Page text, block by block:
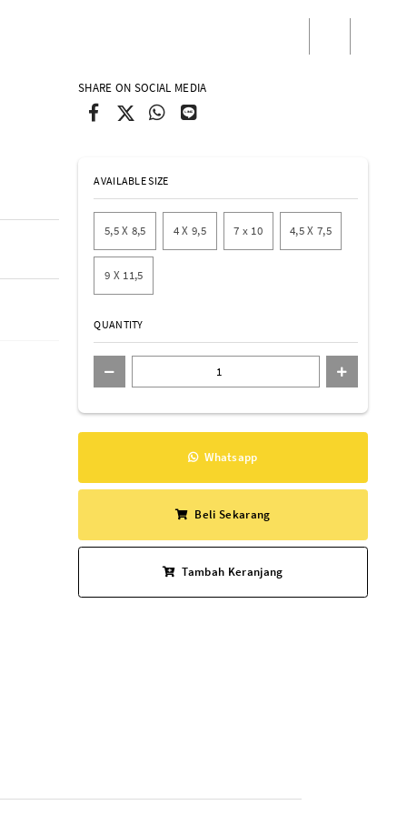
SHARE ON SOCIAL MEDIA
AVAILABLE SIZE
5,5 X 8,5 4 X 9,5 7 x 10 4,5 X 7,5
9 X 11,5
QUANTITY
Whatsapp
Beli Sekarang
Tambah Keranjang